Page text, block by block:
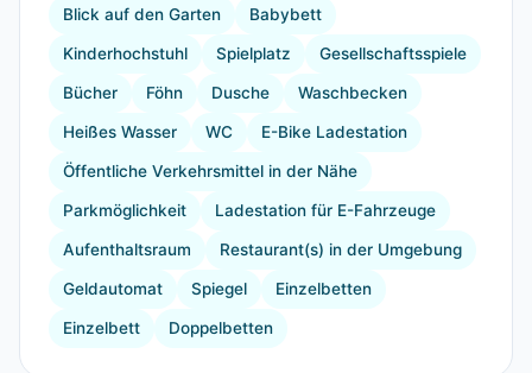
Blick auf den Garten Babybett
Kinderhochstuhl Spielplatz Gesellschaftsspiele
Bücher Föhn Dusche Waschbecken
Heißes Wasser WC E-Bike Ladestation
Öffentliche Verkehrsmittel in der Nähe
Parkmöglichkeit Ladestation für E-Fahrzeuge
Aufenthaltsraum Restaurant(s) in der Umgebung
Geldautomat Spiegel Einzelbetten
Einzelbett Doppelbetten